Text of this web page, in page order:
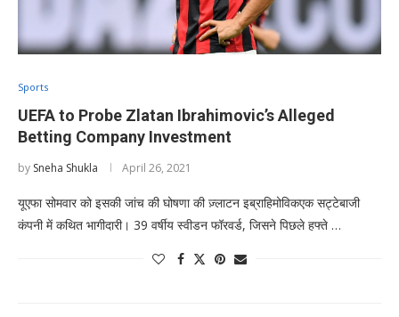
Sports
UEFA to Probe Zlatan Ibrahimovic’s Alleged
Betting Company Investment
by Sneha Shukla April 26, 2021
यूएफा सोमवार को इसकी जांच की घोषणा की ज़्लाटन इब्राहिमोविकएक सट्टेबाजी
कंपनी में कथित भागीदारी। 39 वर्षीय स्वीडन फॉरवर्ड, जिसने पिछले हफ्ते …